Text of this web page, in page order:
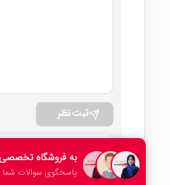
ثبت نظر
امتیاز کلی
5.0